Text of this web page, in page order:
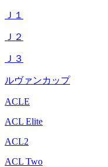
Ｊ１
Ｊ２
Ｊ３
ルヴァンカップ
ACLE
ACL Elite
ACL2
ACL Two